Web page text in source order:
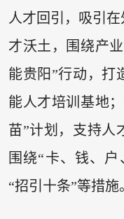
人才回引，吸引
才沃土，围绕产
能贵阳”行动，打
能人才培训基地
苗”计划，支持人
围绕“卡、钱、
“招引十条”等措施